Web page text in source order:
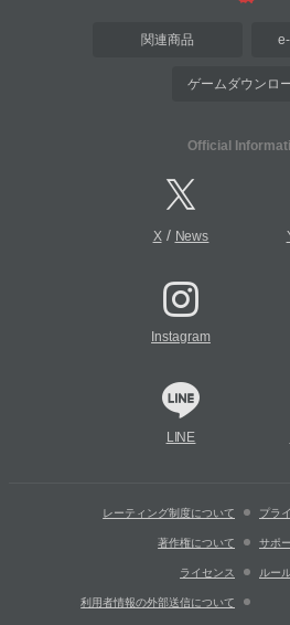
関連商品
ゲームダウンロ
Official
X/ News
Instagram
LINE
レーティング制度について プラ
著作権について サポ
ライセンス ルー
利用者情報の外部送信について